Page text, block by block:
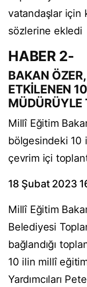
vatandaşlar için
sözlerine ekledi
HABER 2-
BAKAN
ETKİLENEN
MÜDÜRÜYLE
Millî Eğitim
bölgesindeki 10
çevrim içi
18 Şubat 2023
Millî Eğitim
Belediyesi
bağlandığı
10 ilin millî
Yardımcıları